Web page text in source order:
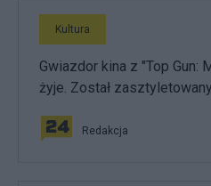
Kultura
Gwiazdor kina z "Top Gun:
żyje. Został zasztyletowany
Redakcja